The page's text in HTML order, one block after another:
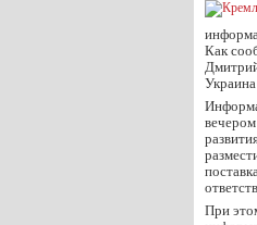
Как
Украина
При